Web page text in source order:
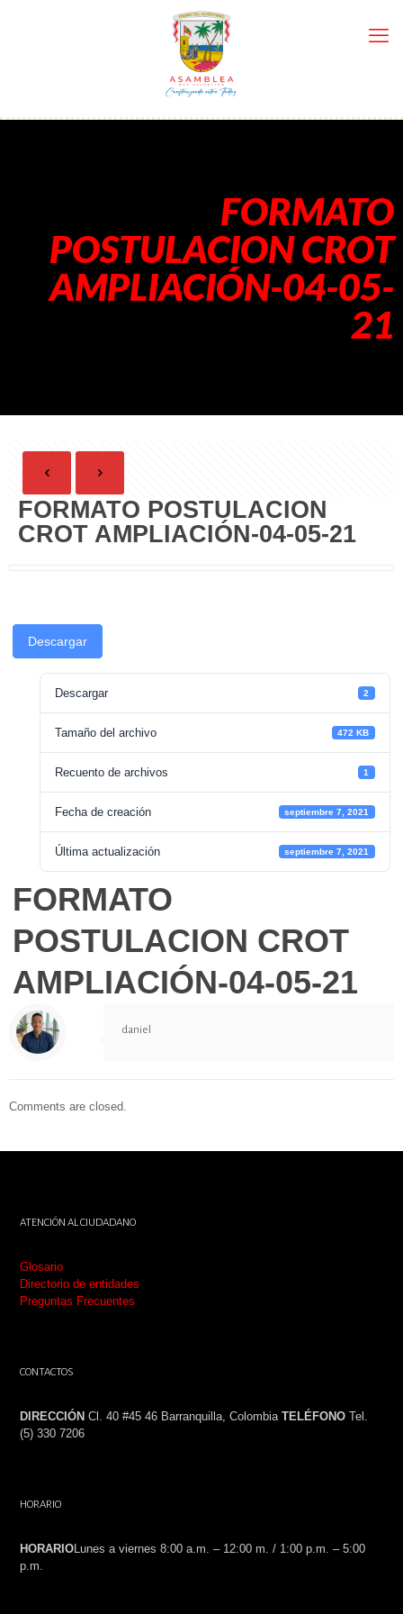
FORMATO
POSTULACION CROT
AMPLIACIÓN-04-05-
21
FORMATO POSTULACION
CROT AMPLIACIÓN-04-05-21
Descargar
Descargar 2
Tamaño del archivo 472 KB
Recuento de archivos 1
Fecha de creación septiembre 7, 2021
Última actualización septiembre 7, 2021
FORMATO
POSTULACION CROT
AMPLIACIÓN-04-05-21
daniel
Comments are closed.
ATENCIÓN AL CIUDADANO
Glosario
Directorio de entidades
Preguntas Frecuentes
CONTACTOS
DIRECCIÓN Cl. 40 #45 46 Barranquilla, Colombia TELÉFONO Tel.
(5) 330 7206
HORARIO
HORARIOLunes a viernes 8:00 a.m. – 12:00 m. / 1:00 p.m. – 5:00
p.m.